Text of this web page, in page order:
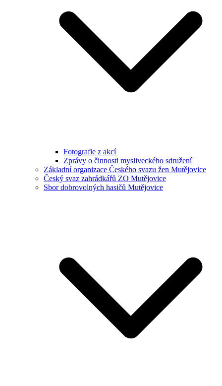
Fotografie z akcí
Zprávy o činnosti mysliveckého sdružení
Základní organizace Českého svazu žen Mutějovice
Český svaz zahrádkářů ZO Mutějovice
Sbor dobrovolných hasičů Mutějovice